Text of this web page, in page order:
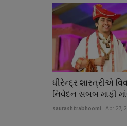
ધીરેન્દ્ર શાસ્ત્રીએ
નિવેદન સબબ માફી
saurashtrabhoomi Apr 27,